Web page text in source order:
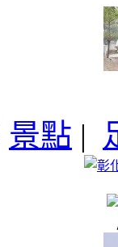
景點 |